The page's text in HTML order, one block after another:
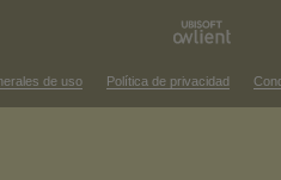
de uso Política de privacidad